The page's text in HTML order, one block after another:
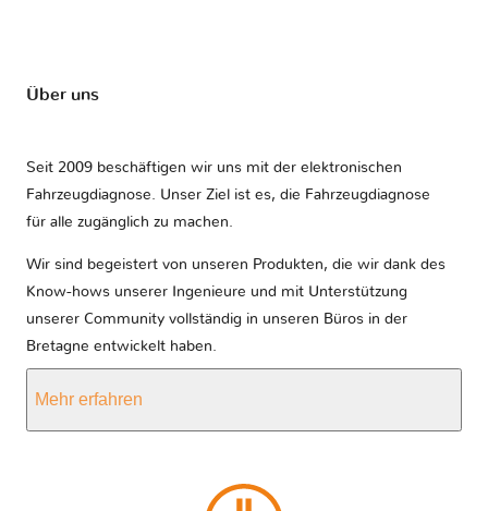
Über uns
Seit 2009 beschäftigen wir uns mit der elektronischen
Fahrzeugdiagnose. Unser Ziel ist es, die Fahrzeugdiagnose
für alle zugänglich zu machen.
Wir sind begeistert von unseren Produkten, die wir dank des
Know-hows unserer Ingenieure und mit Unterstützung
unserer Community vollständig in unseren Büros in der
Bretagne entwickelt haben.
Mehr erfahren